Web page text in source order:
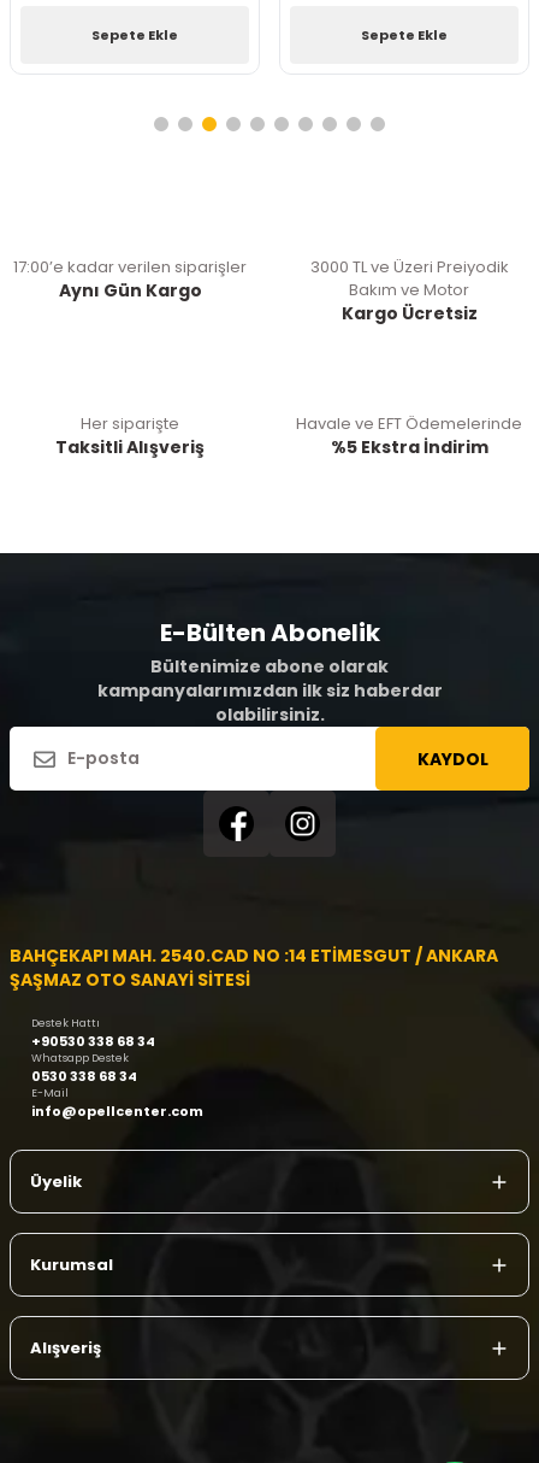
Sepete Ekle Sepete Ekle
17:00’e kadar verilen siparişler
Aynı Gün Kargo
3000 TL ve Üzeri Preiyodik
Bakım ve Motor
Kargo Ücretsiz
Her siparişte
Taksitli Alışveriş
Havale ve EFT Ödemelerinde
%5 Ekstra İndirim
E-Bülten Abonelik
Bültenimize abone olarak
kampanyalarımızdan ilk siz haberdar
olabilirsiniz.
KAYDOL
BAHÇEKAPI MAH. 2540.CAD NO :14 ETİMESGUT / ANKARA
ŞAŞMAZ OTO SANAYİ SİTESİ
Destek Hattı
+90530 338 68 34
Whatsapp Destek
0530 338 68 34
E-Mail
info@opellcenter.com
Üyelik
Kurumsal
Alışveriş